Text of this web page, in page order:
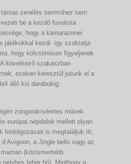
zenélés semmihez sem
be a kezdő fuvolista
hogy a kamarazenei
játékokkal kezdi: így szoktatja
hogy kölcsönösen figyeljenek
következő szakaszban
ezeken keresztül jutunk el a
álló kis darabokig,
zongorakíséretes művek
európai népdalok mellett olyan
feldolgozásait is megtaláljuk itt,
a Jingle bells vagy az
(közismertebb
pelyhes fehér hó). Minthogy a